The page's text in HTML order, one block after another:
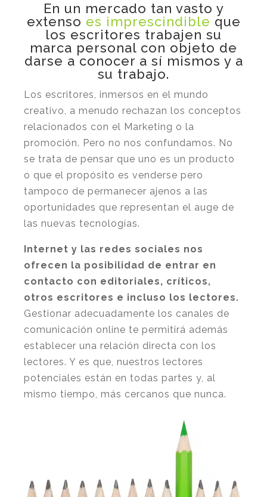
En un mercado tan vasto y
extenso es imprescindible que
los escritores trabajen su
marca personal con objeto de
darse a conocer a sí mismos y a
su trabajo.
Los escritores, inmersos en el mundo
creativo, a menudo rechazan los conceptos
relacionados con el Marketing o la
promoción. Pero no nos confundamos. No
se trata de pensar que uno es un producto
o que el propósito es venderse pero
tampoco de permanecer ajenos a las
oportunidades que representan el auge de
las nuevas tecnologías.
Internet y las redes sociales nos
ofrecen la posibilidad de entrar en
contacto con editoriales, críticos,
otros escritores e incluso los lectores.
Gestionar adecuadamente los canales de
comunicación online te permitirá además
establecer una relación directa con los
lectores. Y es que, nuestros lectores
potenciales están en todas partes y, al
mismo tiempo, más cercanos que nunca.